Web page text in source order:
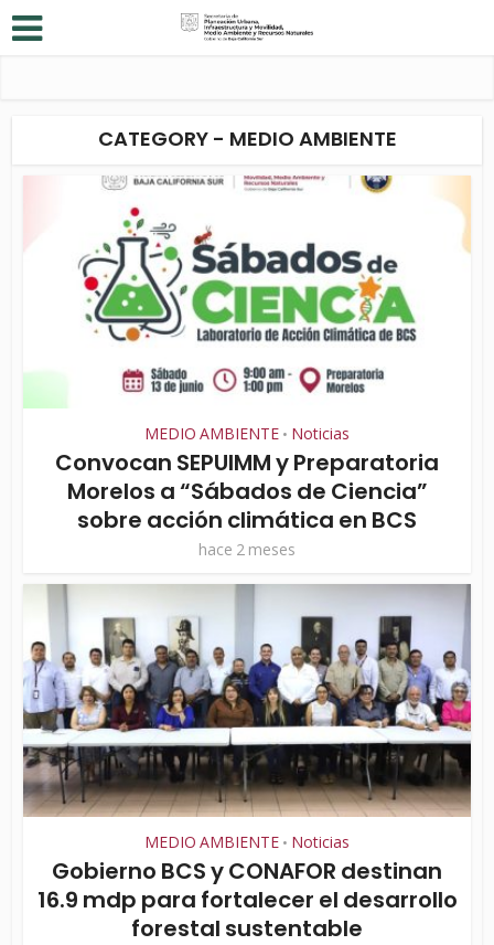
CATEGORY - MEDIO AMBIENTE
MEDIO AMBIENTE • Noticias
Convocan SEPUIMM y Preparatoria
Morelos a “Sábados de Ciencia”
sobre acción climática en BCS
hace 2 meses
MEDIO AMBIENTE • Noticias
Gobierno BCS y CONAFOR destinan
16.9 mdp para fortalecer el desarrollo
forestal sustentable